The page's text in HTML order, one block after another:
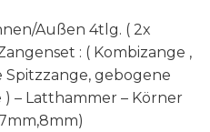
Außen 4tlg. ( 2x
: ( Kombizange ,
Spitzzange, gebogene
– Latthammer – Körner